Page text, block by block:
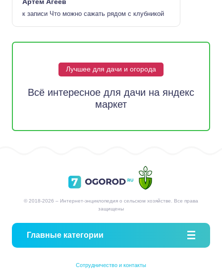
к записи Что можно сажать рядом с клубникой
Лучшее для дачи и огорода
Всё интересное для дачи на яндекс
маркет
© 2018-2026 – Интернет-энциклопедия о сельском хозяйстве. Все права
защищены
Главные категории
Сотрудничество и контакты